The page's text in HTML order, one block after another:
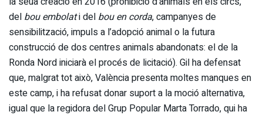
del bou embolati del bou en corda, campanyes de
sensibilització, impuls a l’adopció animal o la futura
construcció de dos centres animals abandonats: el de la
Ronda Nord iniciarà el procés de licitació). Gil ha defensat
que, malgrat tot això, València presenta moltes manques en
este camp, i ha refusat donar suport a la moció alternativa,
igual que la regidora del Grup Popular Marta Torrado, qui ha